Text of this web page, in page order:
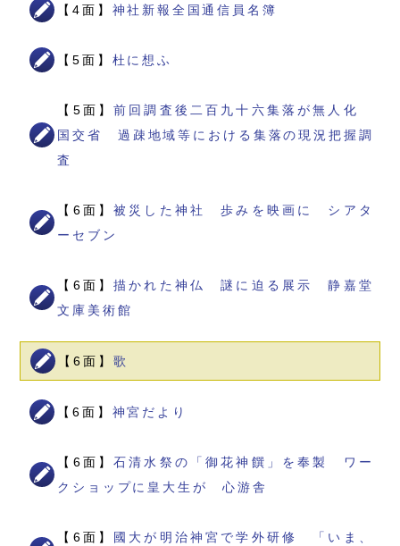
【4面】 神社新報全国通信員名簿
【5面】 杜に想ふ
【5面】前回調査後二百九十六集落が無人化
国交省 過疎地域等における集落の現況把握調
査
【6面】被災した神社 歩みを映画に シアタ
ーセブン
【6面】描かれた神仏 謎に迫る展示 静嘉堂
文庫美術館
【6面】 歌
【6面】 神宮だより
【6面】石清水祭の「御花神饌」を奉製 ワー
クショップに皇大生が 心游舎
【6面】 國大が明治神宮で学外研修 「いま、